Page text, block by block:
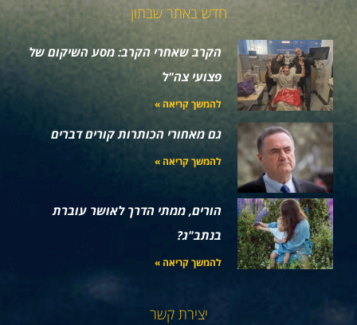
חדש באתר שבתון
הקרב שאחרי הקרב: מסע השיקום של
פצועי צה"ל
להמשך קריאה »
גם מאחורי הכותרות קורים דברים
להמשך קריאה »
הורים, ממתי הדרך לאושר עוברת
בנתב"ג?
להמשך קריאה »
יצירת קשר